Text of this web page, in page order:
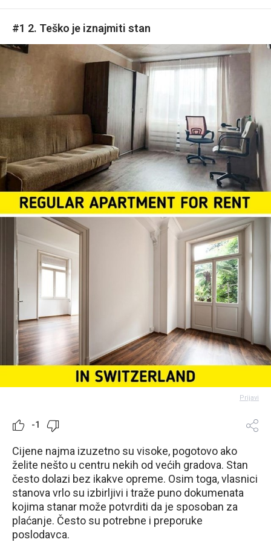
#1 2. Teško je iznajmiti stan
Prijavi
-1
Cijene najma izuzetno su visoke, pogotovo ako
želite nešto u centru nekih od većih gradova. Stan
često dolazi bez ikakve opreme. Osim toga, vlasnici
stanova vrlo su izbirljivi i traže puno dokumenata
kojima stanar može potvrditi da je sposoban za
plaćanje. Često su potrebne i preporuke
poslodavca.